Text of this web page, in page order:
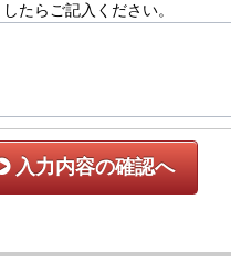
たらご記入ください。
入力内容の確認へ